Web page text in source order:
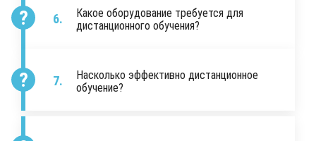
Какое оборудование требуется для
дистанционного обучения?
Насколько эффективно дистанционное
обучение?